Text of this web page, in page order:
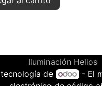
Iluminación Helios
de
- El